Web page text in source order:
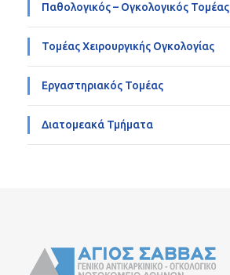
Παθολογικός – Ογκολογικός Τομέας
Τομέας Χειρουργικής Ογκολογίας
Εργαστηριακός Τομέας
Διατομεακά Τμήματα